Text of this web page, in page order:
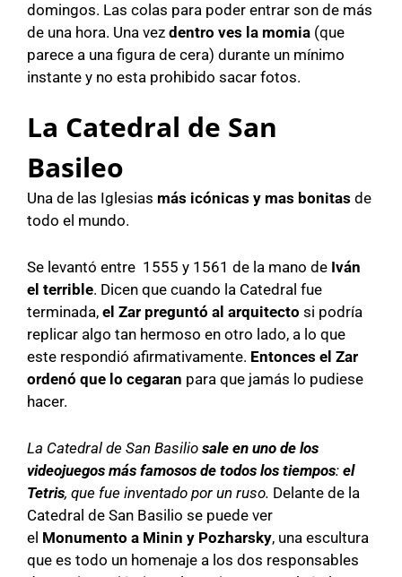
domingos. Las colas para poder entrar son de más
de una hora. Una vez dentro ves la momia (que
parece a una figura de cera) durante un mínimo
instante y no esta prohibido sacar fotos.
La Catedral de San
Basileo
Una de las Iglesias más icónicas y mas bonitas de
todo el mundo.
Se levantó entre 1555 y 1561 de la mano de Iván
el terrible. Dicen que cuando la Catedral fue
terminada, el Zar preguntó al arquitecto si podría
replicar algo tan hermoso en otro lado, a lo que
este respondió afirmativamente. Entonces el Zar
ordenó que lo cegaran para que jamás lo pudiese
hacer.
La Catedral de San Basilio sale en uno de los
videojuegos más famosos de todos los tiempos: el
Tetris, que fue inventado por un ruso. Delante de la
Catedral de San Basilio se puede ver
el Monumento a Minin y Pozharsky, una escultura
que es todo un homenaje a los dos responsables